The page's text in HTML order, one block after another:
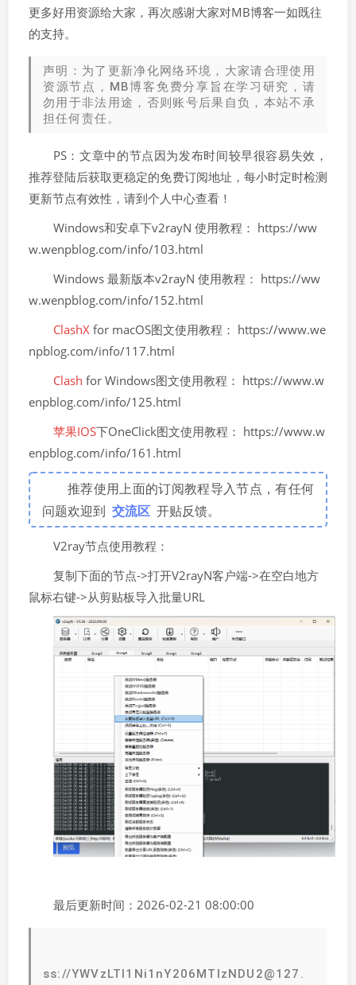
更多好用资源给大家，再次感谢大家对MB博客一如既往
的支持。
声明：为了更新净化网络环境，大家请合理使用
资源节点，MB博客免费分享旨在学习研究，请
勿用于非法用途，否则账号后果自负，本站不承
担任何责任。
PS：文章中的节点因为发布时间较早很容易失效，
推荐登陆后获取更稳定的免费订阅地址，每小时定时检测
更新节点有效性，请到个人中心查看！
Windows和安卓下v2rayN 使用教程： https://ww
w.wenpblog.com/info/103.html
Windows 最新版本v2rayN 使用教程： https://ww
w.wenpblog.com/info/152.html
ClashXfor macOS图文使用教程： https://www.we
npblog.com/info/117.html
Clash for Windows图文使用教程： https://www.w
enpblog.com/info/125.html
苹果IOS下OneClick图文使用教程： https://www.w
enpblog.com/info/161.html
推荐使用上面的订阅教程导入节点，有任何
问题欢迎到 交流区 开贴反馈。
V2ray节点使用教程：
复制下面的节点->打开V2rayN客户端->在空白地方
鼠标右键->从剪贴板导入批量URL
最后更新时间：2026-02-21 08:00:00
ss://YWVzLTI1Ni1nY206MTIzNDU2@127.